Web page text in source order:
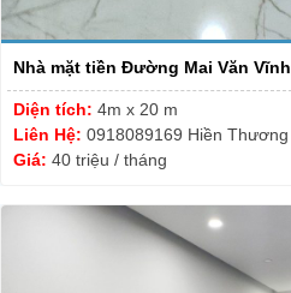
Nhà mặt tiền Đường Mai Văn Vĩnh
Diện tích: 4m x 20 m
Liên Hệ: 0918089169 Hiền Thương
Giá: 40 triệu / tháng